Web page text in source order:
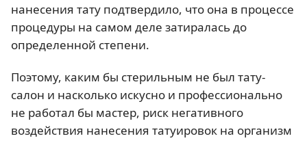
нанесения тату подтвердило, что она в процессе
процедуры на самом деле затиралась до
определенной степени.
Поэтому, каким бы стерильным не был тату-
салон и насколько искусно и профессионально
не работал бы мастер, риск негативного
воздействия нанесения татуировок на организм